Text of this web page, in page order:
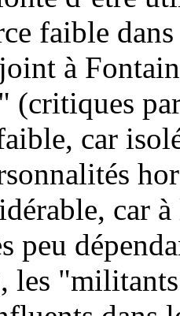
faible
à
(critiques
car
car
peu
les